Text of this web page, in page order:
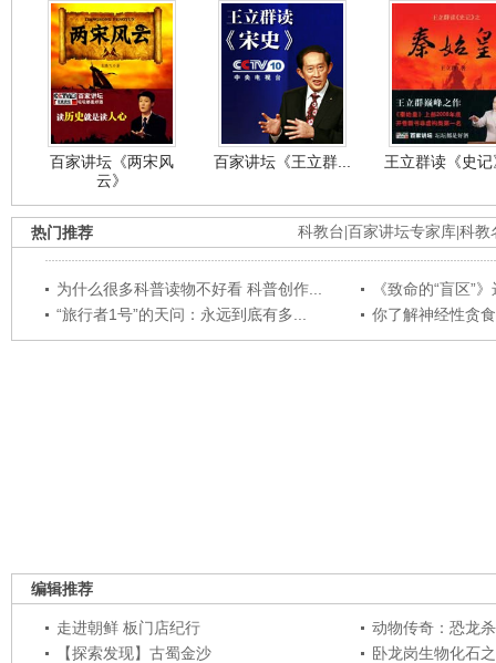
百家讲坛《两宋风
云》
百家讲坛《王立群... 王立群读《史
科教台 百家讲坛专家库 科教
热门推荐
为什么很多科普读物不好看 科普创作...
《致命的“盲区”
“旅行者1号”的天问：永远到底有多...
你了解神经性贪
编辑推荐
走进朝鲜 板门店纪行
动物传奇：恐龙
【探索发现】古蜀金沙
卧龙岗生物化石